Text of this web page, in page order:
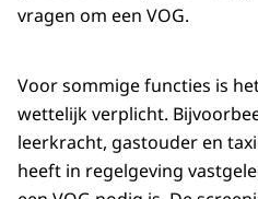
vragen om een VOG.
Voor sommige functies is
wettelijk verplicht.
leerkracht, gastouder en
heeft in regelgeving